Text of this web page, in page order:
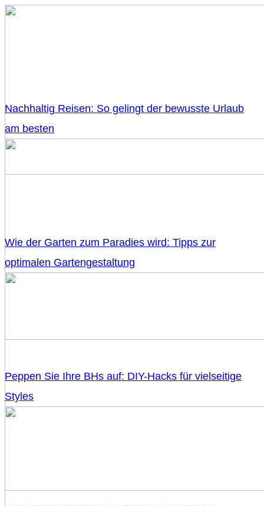
Nachhaltig Reisen: So gelingt der bewusste Urlaub
am besten
Wie der Garten zum Paradies wird: Tipps zur
optimalen Gartengestaltung
Peppen Sie Ihre BHs auf: DIY-Hacks für vielseitige
Styles